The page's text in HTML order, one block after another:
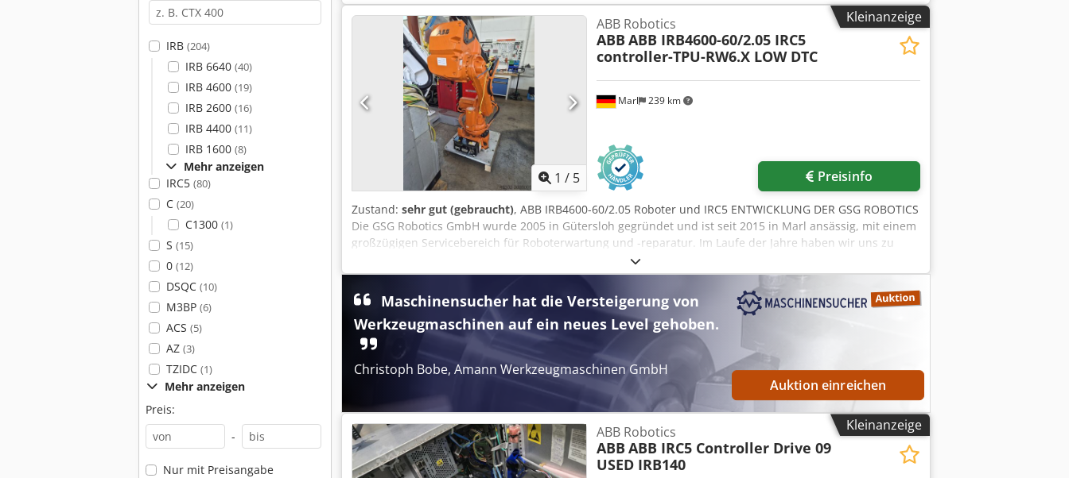
IRB (204)
IRB 6640 (40)
IRB 4600 (19)
IRB 2600 (16)
IRB 4400 (11)
IRB 1600 (8)
Mehr anzeigen
IRC5 (80)
C (20)
C1300 (1)
S (15)
0 (12)
DSQC (10)
M3BP (6)
ACS (5)
AZ (3)
TZIDC (1)
Mehr anzeigen
Preis:
-
Nur mit Preisangabe
Vorschrift-3-Prüfplakette. „Alles aus einer Hand: Wir bieten Ihnen gerne eine passende Bankfinanzierung
zu Ihrem Projekt an.“ komplett-konzept.leasingo.de Weitere Artikel - neu und gebraucht - finden Sie in
unserem Shop! International shipping costs on request!
Kleinanzeige
1 / 5
Marl 239 km
ABB Robotics
ABB ABB IRB4600-60/2.05 IRC5
controller-TPU-RW6.X LOW DTC
Preisinfo
Zustand: sehr gut (gebraucht), ABB IRB4600-60/2.05 Roboter und IRC5 ENTWICKLUNG DER GSG ROBOTICS
Die GSG Robotics GmbH wurde 2005 in Gütersloh gegründet und ist seit 2015 in Marl ansässig, mit einem
großzügigen Servicebereich für Roboterwartung und -reparatur. Im Laufe der Jahre haben wir uns zu
einem ganzheitlichen Partner in allen Belangen rund um Industrieroboter und Automatisierungstechnik
entwickelt. Wir sind Full-Service-Anbieter für die beiden renommierten Roboterhersteller ABB und Fanuc.
Dsdpsxq Tq Isfx Akhjck
Maschinensucher hat die Versteigerung von
Werkzeugmaschinen auf ein neues Level gehoben.
Christoph Bobe, Amann Werkzeugmaschinen GmbH
Auktion einreichen
Kleinanzeige
ABB Robotics
ABB ABB IRC5 Controller Drive 09
USED IRB140